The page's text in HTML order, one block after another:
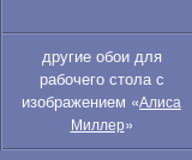
другие обои для
рабочего стола с
изображением «Алиса
Миллер»